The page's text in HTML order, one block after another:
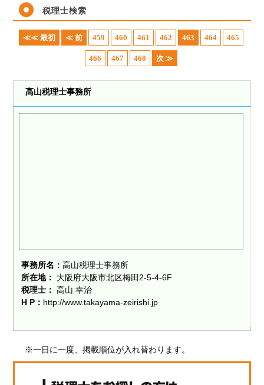
税理士検索
≪≪ 最初 ≪ 前 459 460 461 462 463 464 465
466 467 468 次 ≫
高山税理士事務所
事務所名：高山税理士事務所
所在地：
大阪府大阪市北区梅田2-5-4-6F
税理士： 高山 幸治
H P： http://www.takayama-zeirishi.jp
※一日に一度、掲載順位が入れ替わります。